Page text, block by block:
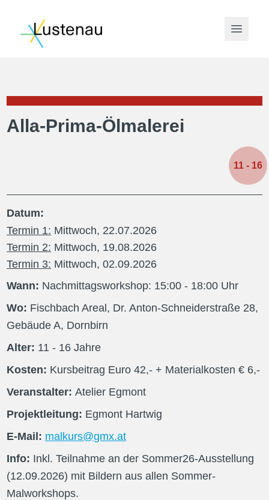
Open
Alla-Prima-Ölmalerei
11- 16
Datum:
Termin 1: Mittwoch, 22.07.2026
Termin 2: Mittwoch, 19.08.2026
Termin 3: Mittwoch, 02.09.2026
Wann: Nachmittagsworkshop: 15:00 - 18:00 Uhr
Wo: Fischbach Areal, Dr. Anton-Schneiderstraße 28,
Gebäude A, Dornbirn
Alter: 11 - 16 Jahre
Kosten: Kursbeitrag Euro42,- + Materialkosten € 6,-
Veranstalter:Atelier Egmont
Projektleitung: Egmont Hartwig
E-Mail: malkurs@gmx.at
Info: Inkl. Teilnahme an der Sommer26-Ausstellung
(12.09.2026) mit Bildern aus allen Sommer-
Malworkshops.